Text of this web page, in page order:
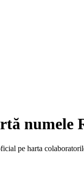
numele
pe harta